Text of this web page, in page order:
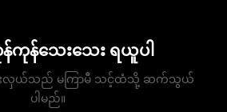
ကုန်သေးသေး ရယူပါ
လှယ်သည် မကြာမီ သင့်ထံသို့ ဆက်သွယ်
ပါမည်။